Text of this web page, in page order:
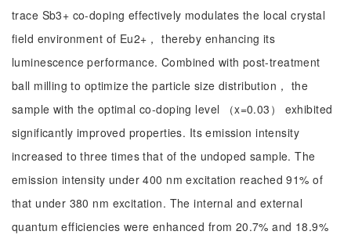
trace Sb3+ co-doping effectively modulates the local crystal
field environment of Eu2+， thereby enhancing its
luminescence performance. Combined with post-treatment
ball milling to optimize the particle size distribution， the
sample with the optimal co-doping level （x=0.03） exhibited
significantly improved properties. Its emission intensity
increased to three times that of the undoped sample. The
emission intensity under 400 nm excitation reached 91% of
that under 380 nm excitation. The internal and external
quantum efficiencies were enhanced from 20.7% and 18.9%